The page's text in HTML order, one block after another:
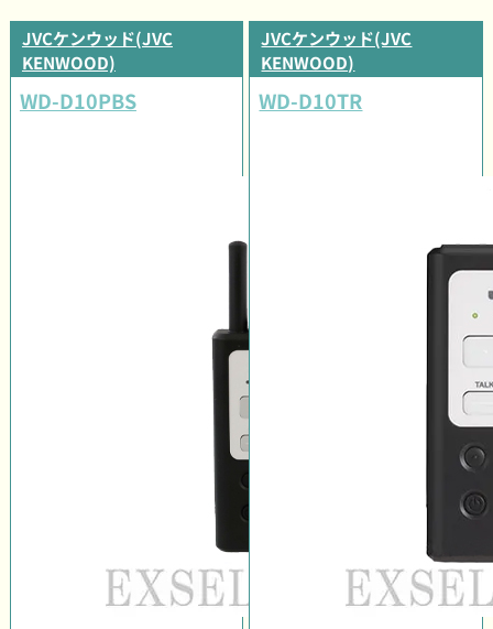
JVCケンウッド(JVC
KENWOOD)
WD-D10PBS
JVCケンウッド(JVC
KENWOOD)
WD-D10TR